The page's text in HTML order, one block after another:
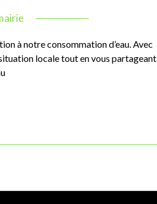
à notre consommation d’eau. Avec
locale tout en vous partageant